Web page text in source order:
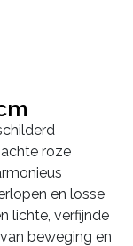
roze
en losse
lichte, verfijnde
beweging en